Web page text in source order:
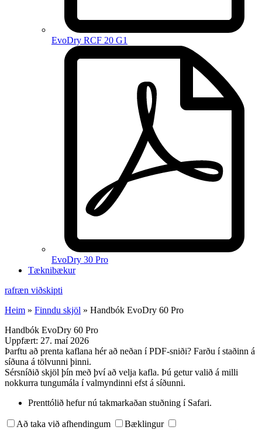
EvoDry RCF 20 G1
EvoDry 30 Pro
Tæknibækur
rafræn viðskipti
Heim » Finndu skjöl » Handbók EvoDry 60 Pro
Handbók EvoDry 60 Pro
Uppfært: 27. maí 2026
Þarftu að prenta kaflana hér að neðan í PDF-sniði? Farðu í staðinn á
síðuna á tölvunni þinni.
Sérsníðið skjöl þín með því að velja kafla. Þú getur valið á milli
nokkurra tungumála í valmyndinni efst á síðunni.
Prenttólið hefur nú takmarkaðan stuðning í Safari.
Að taka við afhendingum
Bæklingur